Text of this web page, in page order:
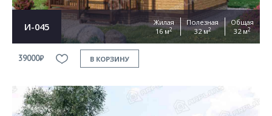
И-045
Жилая
16 м2
Полезная
32 м2
Общая
32 м2
39000₽ В КОРЗИНУ